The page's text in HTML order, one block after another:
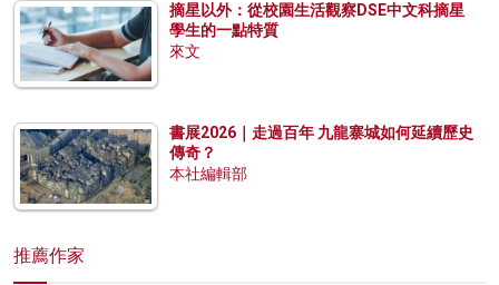
摘星以外：從校園生活觀察DSE中文科摘星
學生的一點特質
來文
書展2026｜走過百年 九龍寨城如何延續歷史
傳奇？
本社編輯部
推薦作家